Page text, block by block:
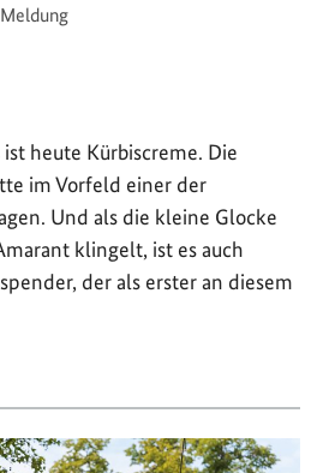
Meldung
ist heute Kürbiscreme. Die
im Vorfeld einer der
Und als die kleine Glocke
klingelt, ist es auch
der als erster an diesem